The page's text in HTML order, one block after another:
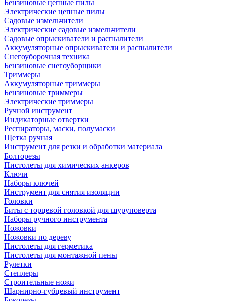
Бензиновые цепные пилы
Электрические цепные пилы
Садовые измельчители
Электрические садовые измельчители
Садовые опрыскиватели и распылители
Аккумуляторные опрыскиватели и распылители
Снегоуборочная техника
Бензиновые снегоуборщики
Триммеры
Аккумуляторные триммеры
Бензиновые триммеры
Электрические триммеры
Ручной инструмент
Индикаторные отвертки
Респираторы, маски, полумаски
Щетка ручная
Инструмент для резки и обработки материала
Болторезы
Пистолеты для химических анкеров
Ключи
Наборы ключей
Инструмент для снятия изоляции
Головки
Биты с торцевой головкой для шуруповерта
Наборы ручного инструмента
Ножовки
Ножовки по дереву
Пистолеты для герметика
Пистолеты для монтажной пены
Рулетки
Степлеры
Строительные ножи
Шарнирно-губцевый инструмент